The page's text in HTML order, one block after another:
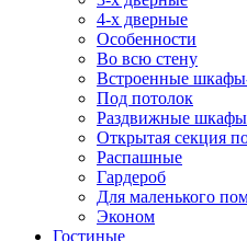
4-х дверные
Особенности
Во всю стену
Встроенные
Под потолок
Раздвижные
Открытая секция
Распашные
Гардероб
Для маленького
Эконом
Гостиные